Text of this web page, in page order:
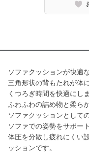
ソファクッションが快適
三角形状の背もたれが体
くつろぎ時間を快適にしま
ふわふわの詰め物と柔ら
ソファクッションとして
ソファでの姿勢をサポー
体圧を分散し疲れにくい
ッションです。